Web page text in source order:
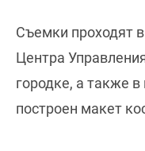
Съемки проходят
Центра
городке, а также
построен макет